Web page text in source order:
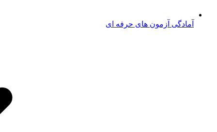
آمادگی آزمون های حرفه ای